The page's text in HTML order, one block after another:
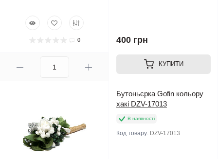
0 400 грн
КУПИТИ
Бутоньєрка Gofin кольору
хакі DZV-17013
В наявності
Код товару: DZV-17013